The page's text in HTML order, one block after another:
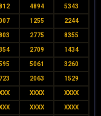
4894 5343
1255 2244
2775 8355
2709 1434
5061 3260
2063 1529
XXXX XXXX
XXXX XXXX